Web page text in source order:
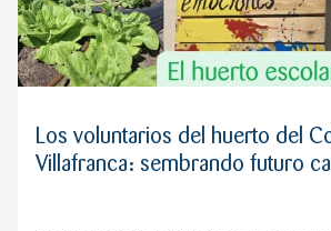
Los voluntarios del huerto del
Villafranca: sembrando futuro